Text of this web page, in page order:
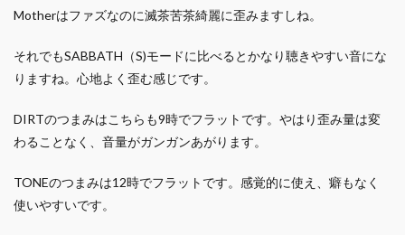
Motherはファズなのに滅茶苦茶綺麗に歪みますしね。
それでもSABBATH（S)モードに比べるとかなり聴きやすい音にな
りますね。心地よく歪む感じです。
DIRTのつまみはこちらも9時でフラットです。やはり歪み量は変
わることなく、音量がガンガンあがります。
TONEのつまみは12時でフラットです。感覚的に使え、癖もなく
使いやすいです。